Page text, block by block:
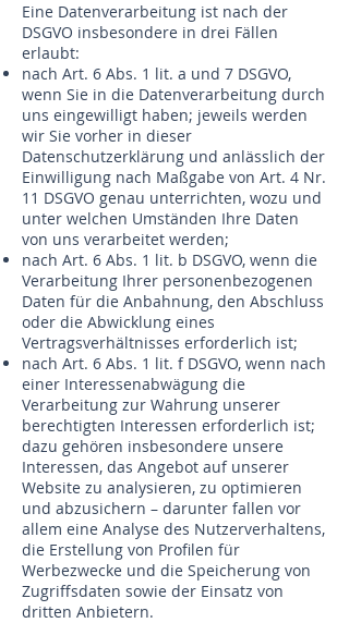
Eine Datenverarbeitung ist nach der
DSGVO insbesondere in drei Fällen
erlaubt:
nach Art. 6 Abs. 1 lit. a und 7 DSGVO,
wenn Sie in die Datenverarbeitung durch
uns eingewilligt haben; jeweils werden
wir Sie vorher in dieser
Datenschutzerklärung und anlässlich der
Einwilligung nach Maßgabe von Art. 4 Nr.
11 DSGVO genau unterrichten, wozu und
unter welchen Umständen Ihre Daten
von uns verarbeitet werden;
nach Art. 6 Abs. 1 lit. b DSGVO, wenn die
Verarbeitung Ihrer personenbezogenen
Daten für die Anbahnung, den Abschluss
oder die Abwicklung eines
Vertragsverhältnisses erforderlich ist;
nach Art. 6 Abs. 1 lit. f DSGVO, wenn nach
einer Interessenabwägung die
Verarbeitung zur Wahrung unserer
berechtigten Interessen erforderlich ist;
dazu gehören insbesondere unsere
Interessen, das Angebot auf unserer
Website zu analysieren, zu optimieren
und abzusichern – darunter fallen vor
allem eine Analyse des Nutzerverhaltens,
die Erstellung von Profilen für
Werbezwecke und die Speicherung von
Zugriffsdaten sowie der Einsatz von
dritten Anbietern.